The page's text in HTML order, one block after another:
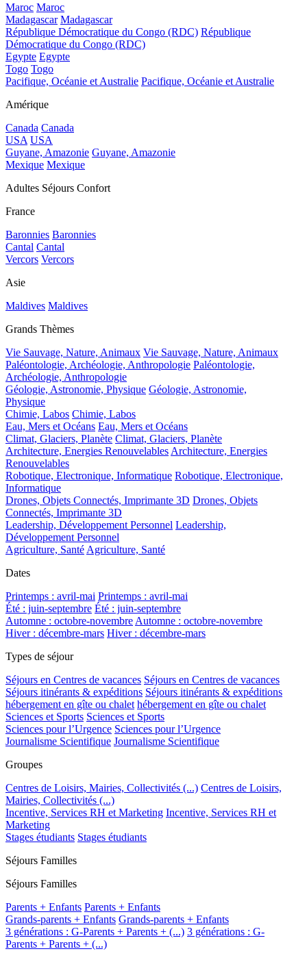
Maroc Maroc
Madagascar Madagascar
République Démocratique du Congo (RDC) République
Démocratique du Congo (RDC)
Egypte Egypte
Togo Togo
Pacifique, Océanie et Australie Pacifique, Océanie et Australie
Amérique
Canada Canada
USA USA
Guyane, Amazonie Guyane, Amazonie
Mexique Mexique
Adultes Séjours Confort
France
Baronnies Baronnies
Cantal Cantal
Vercors Vercors
Asie
Maldives Maldives
Grands Thèmes
Vie Sauvage, Nature, Animaux Vie Sauvage, Nature, Animaux
Paléontologie, Archéologie, Anthropologie Paléontologie,
Archéologie, Anthropologie
Géologie, Astronomie, Physique Géologie, Astronomie,
Physique
Chimie, Labos Chimie, Labos
Eau, Mers et Océans Eau, Mers et Océans
Climat, Glaciers, Planète Climat, Glaciers, Planète
Architecture, Energies Renouvelables Architecture, Energies
Renouvelables
Robotique, Electronique, Informatique Robotique, Electronique,
Informatique
Drones, Objets Connectés, Imprimante 3D Drones, Objets
Connectés, Imprimante 3D
Leadership, Développement Personnel Leadership,
Développement Personnel
Agriculture, Santé Agriculture, Santé
Dates
Printemps : avril-mai Printemps : avril-mai
Été : juin-septembre Été : juin-septembre
Automne : octobre-novembre Automne : octobre-novembre
Hiver : décembre-mars Hiver : décembre-mars
Types de séjour
Séjours en Centres de vacances Séjours en Centres de vacances
Séjours itinérants & expéditions Séjours itinérants & expéditions
hébergement en gîte ou chalet hébergement en gîte ou chalet
Sciences et Sports Sciences et Sports
Sciences pour l’Urgence Sciences pour l’Urgence
Journalisme Scientifique Journalisme Scientifique
Groupes
Centres de Loisirs, Mairies, Collectivités (...) Centres de Loisirs,
Mairies, Collectivités (...)
Incentive, Services RH et Marketing Incentive, Services RH et
Marketing
Stages étudiants Stages étudiants
Séjours Familles
Séjours Familles
Parents + Enfants Parents + Enfants
Grands-parents + Enfants Grands-parents + Enfants
3 générations : G-Parents + Parents + (...) 3 générations : G-
Parents + Parents + (...)